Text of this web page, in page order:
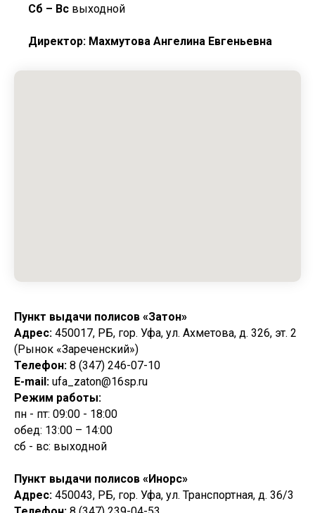
Сб – Вс выходной
Директор: Махмутова Ангелина Евгеньевна
Пункт выдачи полисов «Затон»
Адрес: 450017, РБ, гор. Уфа, ул. Ахметова, д. 326, эт. 2
(Рынок «Зареченский»)
Телефон: 8 (347) 246-07-10
E-mail: ufa_zaton@16sp.ru
Режим работы:
пн - пт: 09:00 - 18:00
обед: 13:00 – 14:00
сб - вс: выходной
Пункт выдачи полисов «Инорс»
Адрес: 450043, РБ, гор. Уфа, ул. Транспортная, д. 36/3